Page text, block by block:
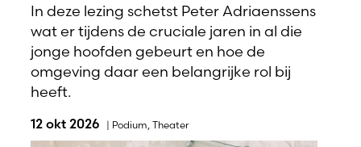
In deze lezing schetst Peter Adriaenssens
wat er tijdens de cruciale jaren in al die
jonge hoofden gebeurt en hoe de
omgeving daar een belangrijke rol bij
heeft.
12 okt 2026 | Podium Theater